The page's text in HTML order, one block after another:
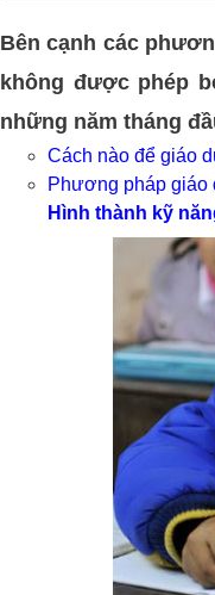
Bên cạnh các
không được phép
những năm tháng
Cách nào để giáo
Phương pháp giáo
Hình thành kỹ